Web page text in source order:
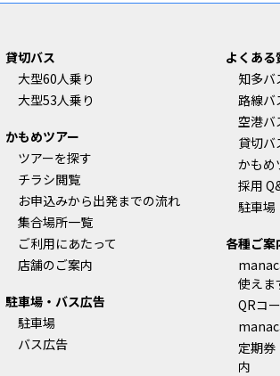
貸切バス
大型60人乗り
大型53人乗り
かもめツアー
ツアーを探す
チラシ閲覧
お申込みから出発までの流れ
集合場所一覧
ご利用にあたって
店舗のご案内
駐車場・バス広告
駐車場
バス広告
よくある
知多バ
路線バ
空港バ
貸切バ
かもめ
採用
駐車場
各種ご案
使えま
QRコ
定期券
内